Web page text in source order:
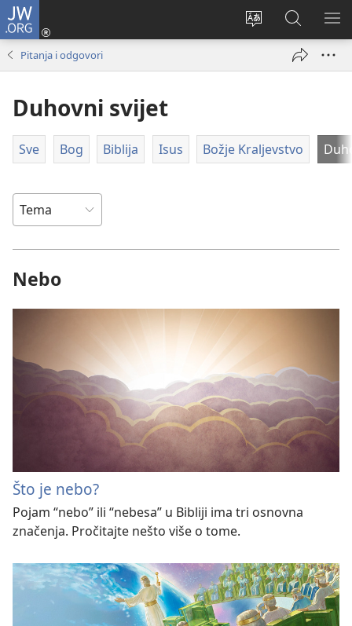
JW.ORG
Promijeni
Prijava
(otvara
JW.ORG
|
Pretraga
Pitanja i odgovori
Duhovni svijet
Sve Bog Biblija Isus Božje Kraljevstvo
Nebo
Što je nebo?
Pojam “nebo” ili “nebesa” u Bibliji ima tri osnovna
značenja. Pročitajte nešto više o tome.